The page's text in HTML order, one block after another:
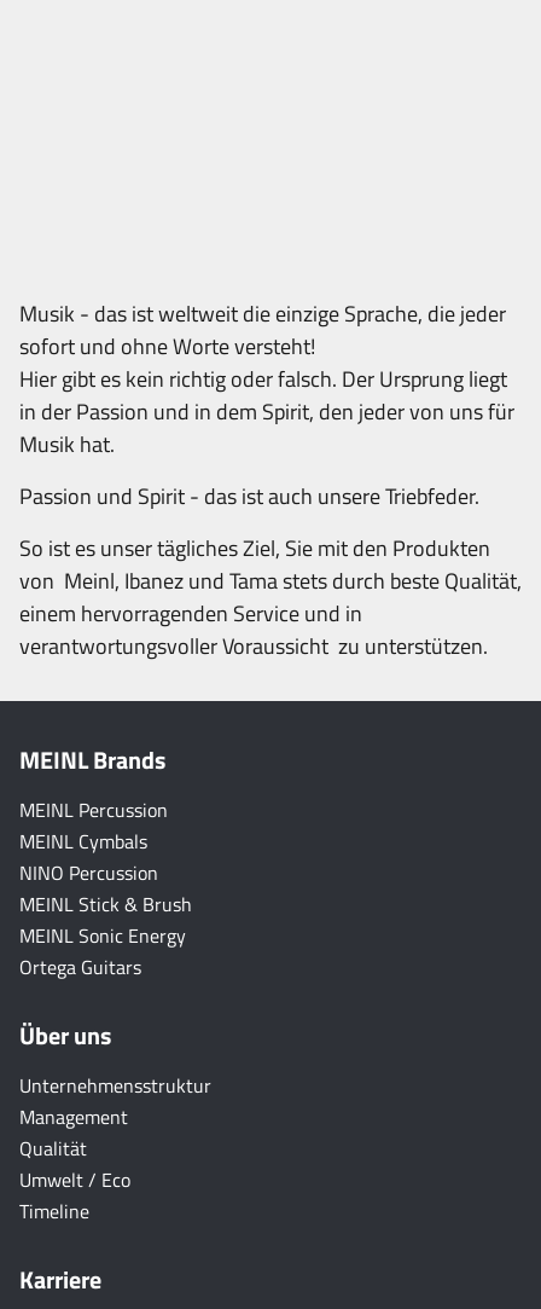
Musik - das ist weltweit die einzige Sprache, die jeder
sofort und ohne Worte versteht!
Hier gibt es kein richtig oder falsch. Der Ursprung liegt
in der Passion und in dem Spirit, den jeder von uns für
Musik hat.
Passion und Spirit - das ist auch unsere Triebfeder.
So ist es unser tägliches Ziel, Sie mit den Produkten
von Meinl, Ibanez und Tama stets durch beste Qualität,
einem hervorragenden Service und in
verantwortungsvoller Voraussicht zu unterstützen.
MEINL Brands
MEINL Percussion
MEINL Cymbals
NINO Percussion
MEINL Stick & Brush
MEINL Sonic Energy
Ortega Guitars
Über uns
Unternehmensstruktur
Management
Qualität
Umwelt / Eco
Timeline
Karriere